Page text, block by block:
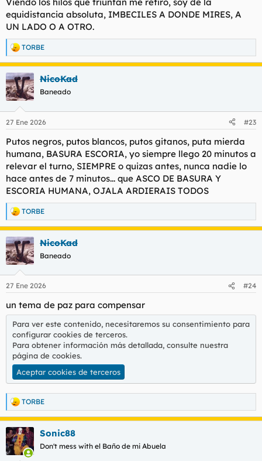
:
equidistancia absoluta, IMBECILES A DONDE MIRES, A
UN LADO O A OTRO.
R
e
a
c
c
i
e
:
TORBE
NicoKad
Baneado
27 Ene 2026 #23
Putos negros, putos blancos, putos gitanos, puta mierda
humana, BASURA ESCORIA, yo siempre llego 20 minutos a
relevar el turno, SIEMPRE o quizas antes, nunca nadie lo
hace antes de 7 minutos... que ASCO DE BASURA Y
ESCORIA HUMANA, OJALA ARDIERAIS TODOS
R
e
a
c
c
i
e
:
TORBE
NicoKad
Baneado
27 Ene 2026 #24
un tema de paz para compensar
Para ver este contenido, necesitaremos su consentimiento para
configurar cookies de terceros.
Para obtener información más detallada, consulte nuestra
página de cookies.
Aceptar cookies de terceros
R
e
a
c
c
i
TORBE
Sonic88
Don't mess with el Baño de mi Abuela